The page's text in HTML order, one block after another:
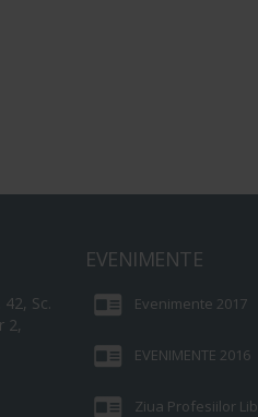
Sc.
2,
EVENIMENTE
Evenimente 2017
EVENIMENTE 2016
Ziua Profesiilor